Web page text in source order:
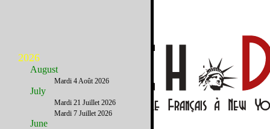
2026
August
Mardi 4 Août 2026
July
Mardi 21 Juillet 2026
Mardi 7 Juillet 2026
June